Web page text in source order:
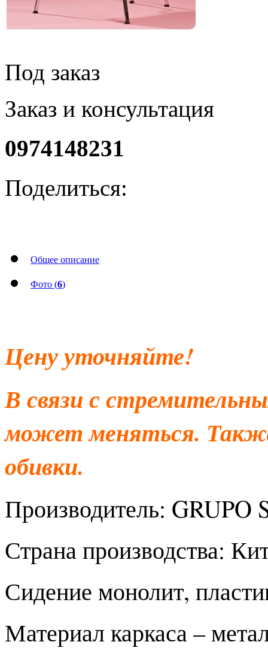
Под заказ
Заказ и консультация
0974148231
Поделиться:
Общее описание
Фото (6)
Цену уточняйте!
В связи с
может меняться.
обивки.
Производитель:
Страна производства:
Сидение монолит,
Материал каркаса –